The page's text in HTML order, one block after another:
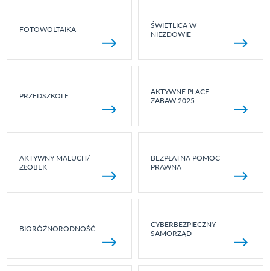
FOTOWOLTAIKA
ŚWIETLICA W
NIEZDOWIE
PRZEDSZKOLE
AKTYWNE PLACE
ZABAW 2025
AKTYWNY MALUCH/
ŻŁOBEK
BEZPŁATNA POMOC
PRAWNA
BIORÓŻNORODNOŚĆ
CYBERBEZPIECZNY
SAMORZĄD